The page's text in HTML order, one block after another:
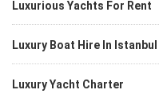
Luxurious Yachts For Rent
Luxury Boat Hire In Istanbul
Luxury Yacht Charter